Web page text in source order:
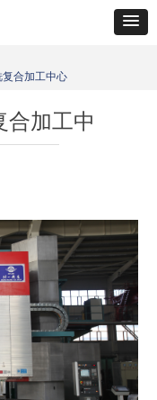
合加工中心
合加工中